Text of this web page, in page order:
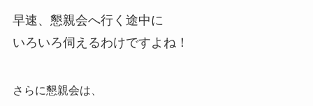
早速、懇親会へ行く途中に
いろいろ伺えるわけですよね！
さらに懇親会は、